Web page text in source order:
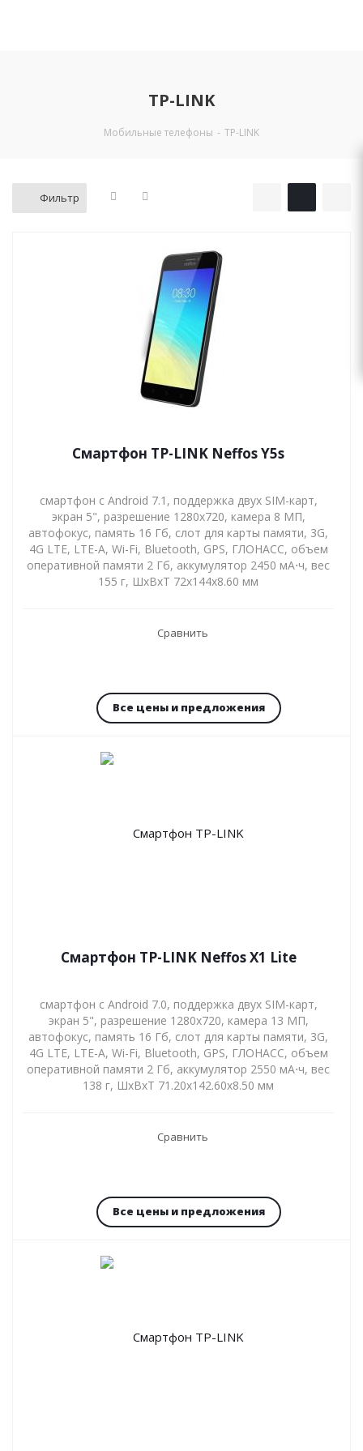
TP-LINK
Мобильные телефоны - TP-LINK
Фильтр
Смартфон TP-LINK Neffos Y5s
смартфон с Android 7.1, поддержка двух SIM-карт,
экран 5", разрешение 1280x720, камера 8 МП,
автофокус, память 16 Гб, слот для карты памяти, 3G,
4G LTE, LTE-A, Wi-Fi, Bluetooth, GPS, ГЛОНАСС, объем
оперативной памяти 2 Гб, аккумулятор 2450 мА⋅ч, вес
155 г, ШxВxТ 72x144x8.60 мм
Сравнить
Все цены и предложения
Смартфон TP-LINK Neffos X1 Lite
смартфон с Android 7.0, поддержка двух SIM-карт,
экран 5", разрешение 1280x720, камера 13 МП,
автофокус, память 16 Гб, слот для карты памяти, 3G,
4G LTE, LTE-A, Wi-Fi, Bluetooth, GPS, ГЛОНАСС, объем
оперативной памяти 2 Гб, аккумулятор 2550 мА⋅ч, вес
138 г, ШxВxТ 71.20x142.60x8.50 мм
Сравнить
Все цены и предложения